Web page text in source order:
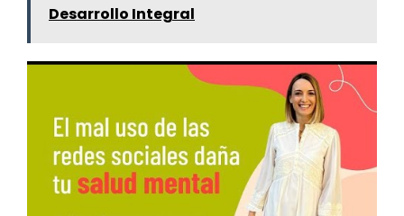
Desarrollo Integral